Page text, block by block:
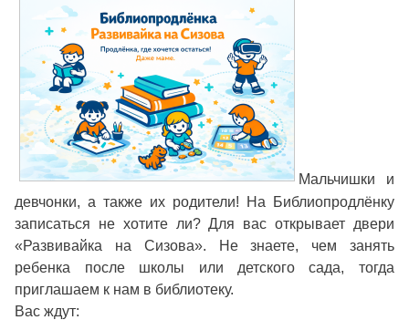
Мальчишки и
девчонки, а также их родители! На Библиопродлёнку
записаться не хотите ли? Для вас открывает двери
«Развивайка на Сизова». Не знаете, чем занять
ребенка после школы или детского сада, тогда
приглашаем к нам в библиотеку.
Вас ждут: